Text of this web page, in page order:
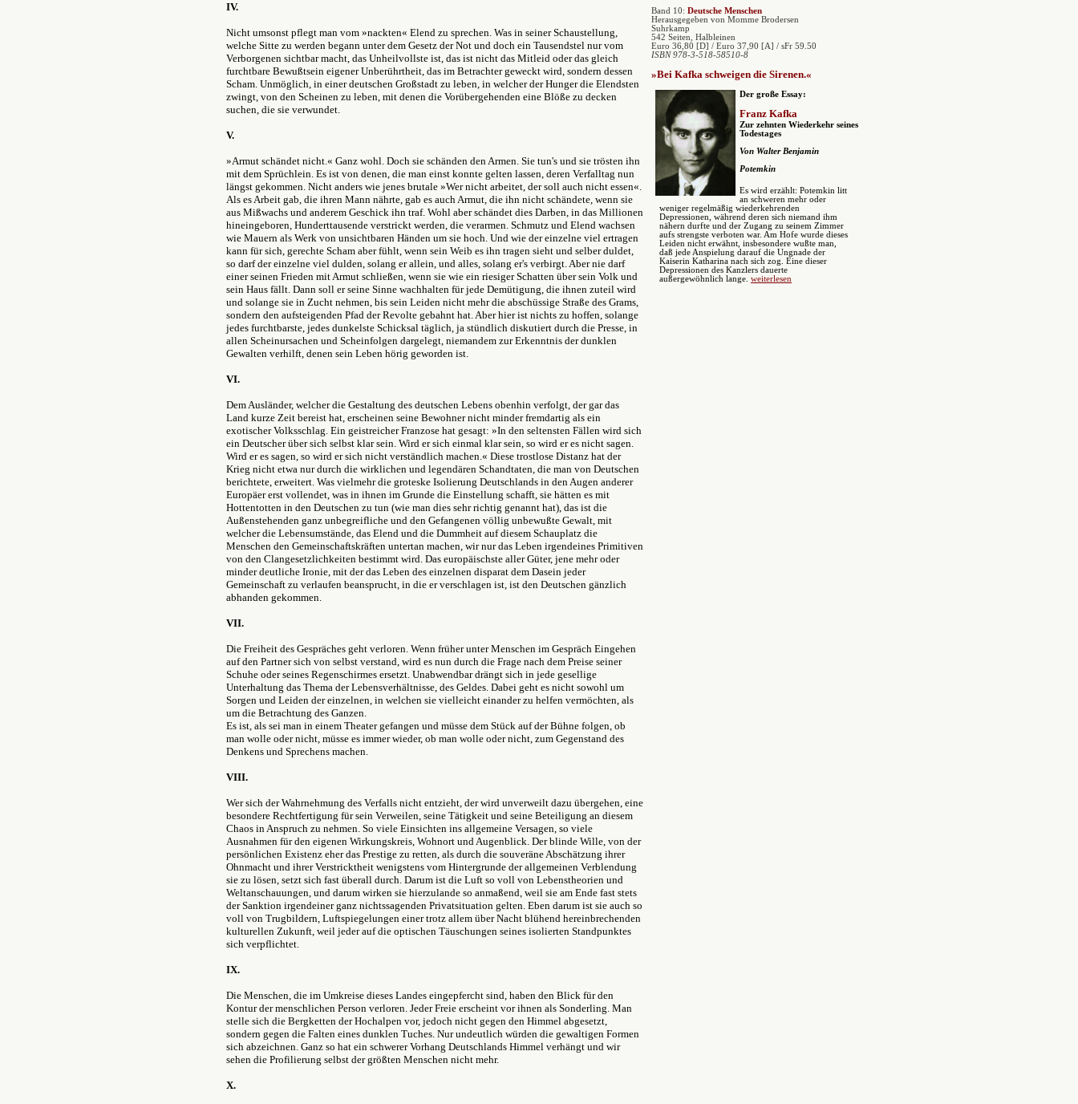
IV.
Nicht umsonst pflegt man vom »nackten« Elend zu sprechen. Was in seiner Schaustellung,
welche Sitte zu werden begann unter dem Gesetz der Not und doch ein Tausendstel nur vom
Verborgenen sichtbar macht, das Unheilvollste ist, das ist nicht das Mitleid oder das gleich
furchtbare Bewußtsein eigener Unberührtheit, das im Betrachter geweckt wird, sondern dessen
Scham. Unmöglich, in einer deutschen Großstadt zu leben, in welcher der Hunger die Elendsten
zwingt, von den Scheinen zu leben, mit denen die Vorübergehenden eine Blöße zu decken
suchen, die sie verwundet.
V.
»Armut schändet nicht.« Ganz wohl. Doch sie schänden den Armen. Sie tun's und sie trösten ihn
mit dem Sprüchlein. Es ist von denen, die man einst konnte gelten lassen, deren Verfalltag nun
längst gekommen. Nicht anders wie jenes brutale »Wer nicht arbeitet, der soll auch nicht essen«.
Als es Arbeit gab, die ihren Mann nährte, gab es auch Armut, die ihn nicht schändete, wenn sie
aus Mißwachs und anderem Geschick ihn traf. Wohl aber schändet dies Darben, in das Millionen
hineingeboren, Hunderttausende verstrickt werden, die verarmen. Schmutz und Elend wachsen
wie Mauern als Werk von unsichtbaren Händen um sie hoch. Und wie der einzelne viel ertragen
kann für sich, gerechte Scham aber fühlt, wenn sein Weib es ihn tragen sieht und selber duldet,
so darf der einzelne viel dulden, solang er allein, und alles, solang er's verbirgt. Aber nie darf
einer seinen Frieden mit Armut schließen, wenn sie wie ein riesiger Schatten über sein Volk und
sein Haus fällt. Dann soll er seine Sinne wachhalten für jede Demütigung, die ihnen zuteil wird
und solange sie in Zucht nehmen, bis sein Leiden nicht mehr die abschüssige Straße des Grams,
sondern den aufsteigenden Pfad der Revolte gebahnt hat. Aber hier ist nichts zu hoffen, solange
jedes furchtbarste, jedes dunkelste Schicksal täglich, ja stündlich diskutiert durch die Presse, in
allen Scheinursachen und Scheinfolgen dargelegt, niemandem zur Erkenntnis der dunklen
Gewalten verhilft, denen sein Leben hörig geworden ist.
VI.
Dem Ausländer, welcher die Gestaltung des deutschen Lebens obenhin verfolgt, der gar das
Land kurze Zeit bereist hat, erscheinen seine Bewohner nicht minder fremdartig als ein
exotischer Volksschlag. Ein geistreicher Franzose hat gesagt: »In den seltensten Fällen wird sich
ein Deutscher über sich selbst klar sein. Wird er sich einmal klar sein, so wird er es nicht sagen.
Wird er es sagen, so wird er sich nicht verständlich machen.« Diese trostlose Distanz hat der
Krieg nicht etwa nur durch die wirklichen und legendären Schandtaten, die man von Deutschen
berichtete, erweitert. Was vielmehr die groteske Isolierung Deutschlands in den Augen anderer
Europäer erst vollendet, was in ihnen im Grunde die Einstellung schafft, sie hätten es mit
Hottentotten in den Deutschen zu tun (wie man dies sehr richtig genannt hat), das ist die
Außenstehenden ganz unbegreifliche und den Gefangenen völlig unbewußte Gewalt, mit
welcher die Lebensumstände, das Elend und die Dummheit auf diesem Schauplatz die
Menschen den Gemeinschaftskräften untertan machen, wir nur das Leben irgendeines Primitiven
von den Clangesetzlichkeiten bestimmt wird. Das europäischste aller Güter, jene mehr oder
minder deutliche Ironie, mit der das Leben des einzelnen disparat dem Dasein jeder
Gemeinschaft zu verlaufen beansprucht, in die er verschlagen ist, ist den Deutschen gänzlich
abhanden gekommen.
VII.
Die Freiheit des Gespräches geht verloren. Wenn früher unter Menschen im Gespräch Eingehen
auf den Partner sich von selbst verstand, wird es nun durch die Frage nach dem Preise seiner
Schuhe oder seines Regenschirmes ersetzt. Unabwendbar drängt sich in jede gesellige
Unterhaltung das Thema der Lebensverhältnisse, des Geldes. Dabei geht es nicht sowohl um
Sorgen und Leiden der einzelnen, in welchen sie vielleicht einander zu helfen vermöchten, als
um die Betrachtung des Ganzen.
Es ist, als sei man in einem Theater gefangen und müsse dem Stück auf der Bühne folgen, ob
man wolle oder nicht, müsse es immer wieder, ob man wolle oder nicht, zum Gegenstand des
Denkens und Sprechens machen.
VIII.
Wer sich der Wahrnehmung des Verfalls nicht entzieht, der wird unverweilt dazu übergehen, eine
besondere Rechtfertigung für sein Verweilen, seine Tätigkeit und seine Beteiligung an diesem
Chaos in Anspruch zu nehmen. So viele Einsichten ins allgemeine Versagen, so viele
Ausnahmen für den eigenen Wirkungskreis, Wohnort und Augenblick. Der blinde Wille, von der
persönlichen Existenz eher das Prestige zu retten, als durch die souveräne Abschätzung ihrer
Ohnmacht und ihrer Verstricktheit wenigstens vom Hintergrunde der allgemeinen Verblendung
sie zu lösen, setzt sich fast überall durch. Darum ist die Luft so voll von Lebenstheorien und
Weltanschauungen, und darum wirken sie hierzulande so anmaßend, weil sie am Ende fast stets
der Sanktion irgendeiner ganz nichtssagenden Privatsituation gelten. Eben darum ist sie auch so
voll von Trugbildern, Luftspiegelungen einer trotz allem über Nacht blühend hereinbrechenden
kulturellen Zukunft, weil jeder auf die optischen Täuschungen seines isolierten Standpunktes
sich verpflichtet.
IX.
Die Menschen, die im Umkreise dieses Landes eingepfercht sind, haben den Blick für den
Kontur der menschlichen Person verloren. Jeder Freie erscheint vor ihnen als Sonderling. Man
stelle sich die Bergketten der Hochalpen vor, jedoch nicht gegen den Himmel abgesetzt,
sondern gegen die Falten eines dunklen Tuches. Nur undeutlich würden die gewaltigen Formen
sich abzeichnen. Ganz so hat ein schwerer Vorhang Deutschlands Himmel verhängt und wir
sehen die Profilierung selbst der größten Menschen nicht mehr.
X.
Band 10: Deutsche Menschen
Herausgegeben von Momme Brodersen
Suhrkamp
542 Seiten, Halbleinen
Euro 36,80 [D] / Euro 37,90 [A] / sFr 59.50
ISBN 978-3-518-58510-8
»Bei Kafka schweigen die Sirenen.«
Der große Essay:
Franz Kafka
Zur zehnten Wiederkehr seines
Todestages
Von Walter Benjamin
Potemkin
Es wird erzählt: Potemkin litt
an schweren mehr oder
weniger regelmäßig wiederkehrenden
Depressionen, während deren sich niemand ihm
nähern durfte und der Zugang zu seinem Zimmer
aufs strengste verboten war. Am Hofe wurde dieses
Leiden nicht erwähnt, insbesondere wußte man,
daß jede Anspielung darauf die Ungnade der
Kaiserin Katharina nach sich zog. Eine dieser
Depressionen des Kanzlers dauerte
außergewöhnlich lange. weiterlesen